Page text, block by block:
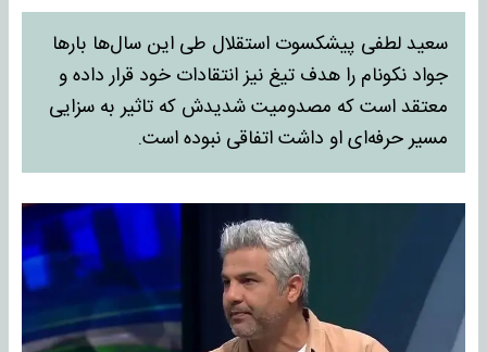
سعید لطفی پیشکسوت استقلال طی این سال‌ها بار‌ها
جواد نکونام را هدف تیغ نیز انتقادات خود قرار داده و
معتقد است که مصدومیت شدیدش که تاثیر به سزایی
مسیر حرفه‌ای او داشت اتفاقی نبوده است.​